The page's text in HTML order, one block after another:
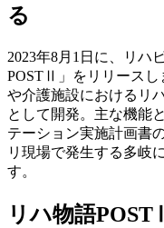
る
2023年8月1日に、リハ
POSTⅡ」をリリースし
や介護施設におけるリ
として開発。主な機能
テーション実施計画書
リ現場で発生する多岐
す。
リハ物語